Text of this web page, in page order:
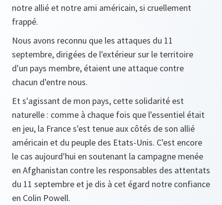
notre allié et notre ami américain, si cruellement
frappé.
Nous avons reconnu que les attaques du 11
septembre, dirigées de l'extérieur sur le territoire
d'un pays membre, étaient une attaque contre
chacun d'entre nous.
Et s'agissant de mon pays, cette solidarité est
naturelle : comme à chaque fois que l'essentiel était
en jeu, la France s'est tenue aux côtés de son allié
américain et du peuple des Etats-Unis. C'est encore
le cas aujourd'hui en soutenant la campagne menée
en Afghanistan contre les responsables des attentats
du 11 septembre et je dis à cet égard notre confiance
en Colin Powell.